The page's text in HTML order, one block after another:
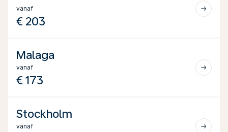
vanaf
€ 203
Malaga
vanaf
€ 173
Stockholm
vanaf